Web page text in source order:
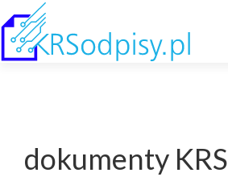
dokumenty KRS